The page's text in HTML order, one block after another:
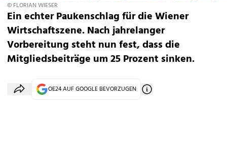
© FLORIAN WIESER
Ein echter Paukenschlag für die Wiener
Wirtschaftszene. Nach jahrelanger
Vorbereitung steht nun fest, dass die
Mitgliedsbeiträge um 25 Prozent sinken.
OE24 AUF GOOGLE BEVORZUGEN